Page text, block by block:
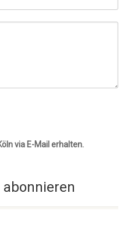
via E-Mail erhalten.